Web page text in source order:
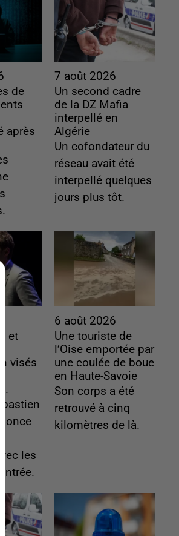
de
après
7 août 2026
Un second cadre
de la DZ Mafia
interpellé en
Algérie
Un cofondateur du
réseau avait été
interpellé quelques
jours plus tôt.
et
visés
les
6 août 2026
Une touriste de
l’Oise emportée par
une coulée de boue
en Haute-Savoie
Son corps a été
retrouvé à cinq
kilomètres de là.